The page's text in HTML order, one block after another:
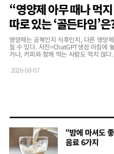
“영양제 아무 때나 먹
따로 있는 ‘골든타임’은
영양제는 공복인지 식후인지, 다른 영양
질 수 있다. 사진=ChatGPT생성 아침에
거나, 커피와 함께 먹는 사람도 적지 않
2026-08-07
“밤에 마셔도
음료 6가지